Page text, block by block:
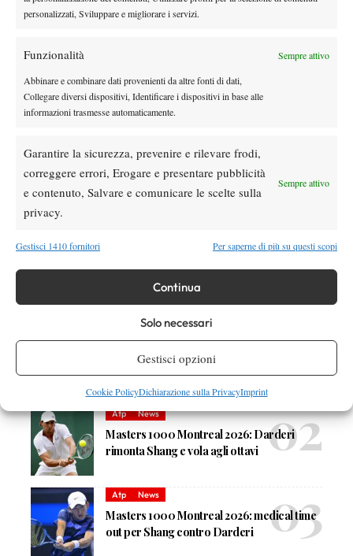
personalizzati, Sviluppare e migliorare i servizi.
Funzionalità Sempre attivo
Abbinare e combinare dati provenienti da altre fonti di dati,
Collegare diversi dispositivi, Identificare i dispositivi in base alle
informazioni trasmesse automaticamente.
Garantire la sicurezza, prevenire e rilevare frodi,
correggere errori, Erogare e presentare pubblicità
e contenuto, Salvare e comunicare le scelte sulla
privacy.
Sempre attivo
Gestisci 1410 fornitori Per saperne di più su questi scopi
Continua
Solo necessari
Gestisci opzioni
Cookie PolicyDichiarazione sulla PrivacyImprint
imparato a camminare…
TAGGED:Pozzuoli
Devi essereconnesso per inviare un commento.
DI TENDENZA
Masters 1000 Montreal 2026: programma,
orario e ordine di gioco venerdì 7 agosto.
Arnaldi apre sul Centrale
Atp News
Masters 1000 Montreal 2026: Darderi
rimonta Shang e vola agli ottavi
Atp News
Masters 1000 Montreal 2026: medical time
out per Shang contro Darderi